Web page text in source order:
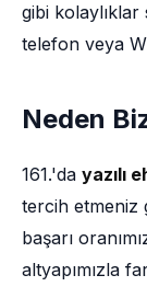
gibi kolaylıklar
telefon veya
Neden
161.'da yazılı
tercih etmeniz
başarı
altyapımızla